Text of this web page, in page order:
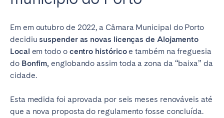
Em em outubro de 2022, a Câmara Municipal do Porto
decidiususpender as novas licenças de Alojamento
Local em todo o centro históricoe também na freguesia
do Bonfim, englobando assim toda a zona da “baixa” da
cidade.
Esta medida foi aprovada por seis meses renováveis até
que a nova proposta do regulamento fosse concluída.